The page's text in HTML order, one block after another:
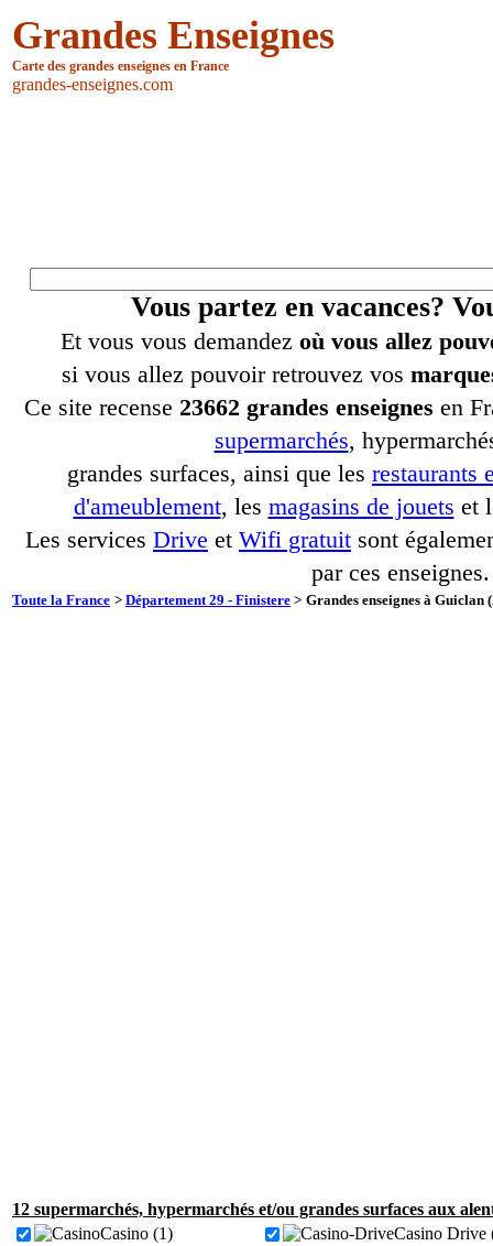
Grandes Enseignes
Carte des grandes enseignes en France
grandes-enseignes.com
Vous partez en vacances?
Et vous vous demandez où vous allez
si vous allez pouvoir retrouvez vos
Ce site recense 23662 grandes enseignes en
supermarchés,
grandes surfaces, ainsi que les restaurants
d'ameublement, les magasins de jouets et
Les services Drive et Wifi gratuit sont
par ces enseignes.
Toute la France > Département 29 - Finistere > Grandes enseignes à Guiclan
12 supermarchés, hypermarchés et/ou grandes surfaces aux
Casino (1)
Casino Drive